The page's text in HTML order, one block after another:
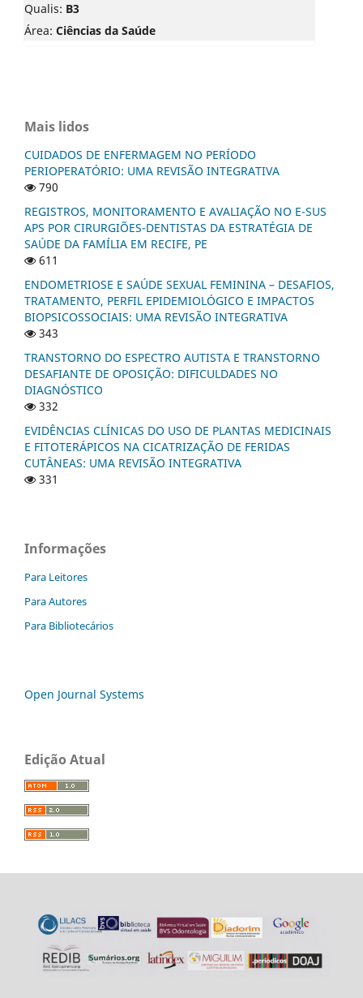
Qualis: B3
Área: Ciências da Saúde
Mais lidos
CUIDADOS DE ENFERMAGEM NO PERÍODO
PERIOPERATÓRIO: UMA REVISÃO INTEGRATIVA
790
REGISTROS, MONITORAMENTO E AVALIAÇÃO NO E-SUS
APS POR CIRURGIÕES-DENTISTAS DA ESTRATÉGIA DE
SAÚDE DA FAMÍLIA EM RECIFE, PE
611
ENDOMETRIOSE E SAÚDE SEXUAL FEMININA – DESAFIOS,
TRATAMENTO, PERFIL EPIDEMIOLÓGICO E IMPACTOS
BIOPSICOSSOCIAIS: UMA REVISÃO INTEGRATIVA
343
TRANSTORNO DO ESPECTRO AUTISTA E TRANSTORNO
DESAFIANTE DE OPOSIÇÃO: DIFICULDADES NO
DIAGNÓSTICO
332
EVIDÊNCIAS CLÍNICAS DO USO DE PLANTAS MEDICINAIS
E FITOTERÁPICOS NA CICATRIZAÇÃO DE FERIDAS
CUTÂNEAS: UMA REVISÃO INTEGRATIVA
331
Informações
Para Leitores
Para Autores
Para Bibliotecários
Open Journal Systems
Edição Atual